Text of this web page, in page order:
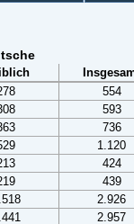
554
593
736
1.120
424
439
2.926
2.957